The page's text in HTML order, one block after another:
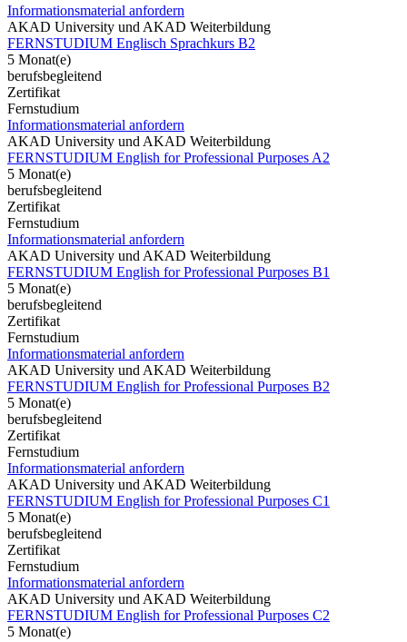
Informationsmaterial anfordern
AKAD University und AKAD Weiterbildung
FERNSTUDIUM Englisch Sprachkurs B2
5 Monat(e)
berufsbegleitend
Zertifikat
Fernstudium
Informationsmaterial anfordern
AKAD University und AKAD Weiterbildung
FERNSTUDIUM English for Professional Purposes A2
5 Monat(e)
berufsbegleitend
Zertifikat
Fernstudium
Informationsmaterial anfordern
AKAD University und AKAD Weiterbildung
FERNSTUDIUM English for Professional Purposes B1
5 Monat(e)
berufsbegleitend
Zertifikat
Fernstudium
Informationsmaterial anfordern
AKAD University und AKAD Weiterbildung
FERNSTUDIUM English for Professional Purposes B2
5 Monat(e)
berufsbegleitend
Zertifikat
Fernstudium
Informationsmaterial anfordern
AKAD University und AKAD Weiterbildung
FERNSTUDIUM English for Professional Purposes C1
5 Monat(e)
berufsbegleitend
Zertifikat
Fernstudium
Informationsmaterial anfordern
AKAD University und AKAD Weiterbildung
FERNSTUDIUM English for Professional Purposes C2
5 Monat(e)